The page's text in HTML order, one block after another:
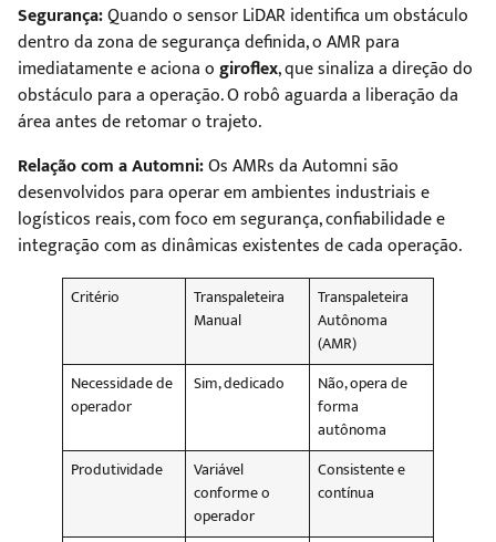
Segurança:Quando o sensor LiDAR identifica um obstáculo
dentro da zona de segurança definida, o AMR para
imediatamente e aciona ogiroflex, que sinaliza a direção do
obstáculo para a operação. O robô aguarda a liberação da
área antes de retomar o trajeto.
Relação com a Automni:Os AMRs da Automni são
desenvolvidos para operar em ambientes industriais e
logísticos reais, com foco em segurança, confiabilidade e
integração com as dinâmicas existentes de cada operação.
Critério
Transpaleteira
Manual
Transpaleteira
Autônoma
(AMR)
Necessidade de
operador
Sim, dedicado
Não, opera de
forma
autônoma
Produtividade
Variável
conforme o
operador
Consistente e
contínua